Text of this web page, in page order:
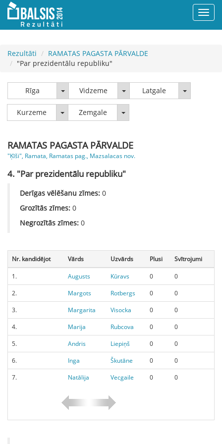
Rezultāti
RAMATAS PAGASTA PĀRVALDE
"Par prezidentālu republiku"
Rīga Rīga Vidzeme VidzemeLatgale Latgale
Kurzeme KurzemeZemgale Zemgale
RAMATAS PAGASTA PĀRVALDE
"Ķīši", Ramata, Ramatas pag., Mazsalacas nov.
4. "Par prezidentālu republiku"
Derīgas vēlēšanu zīmes: 0
Grozītās zīmes: 0
Negrozītās zīmes: 0
Nr. kandidējot Vārds Uzvārds Plusi Svītrojumi
1. Augusts Kūravs 0
0
2.
Margots Rotbergs 0
0
3.
Margarita Visocka 0
0
4.
Marija Rubcova 0
0
5.
Andris Liepiņš 0
0
6.
Inga Škutāne 0
0
7.
Natālija Vecgaile 0 0